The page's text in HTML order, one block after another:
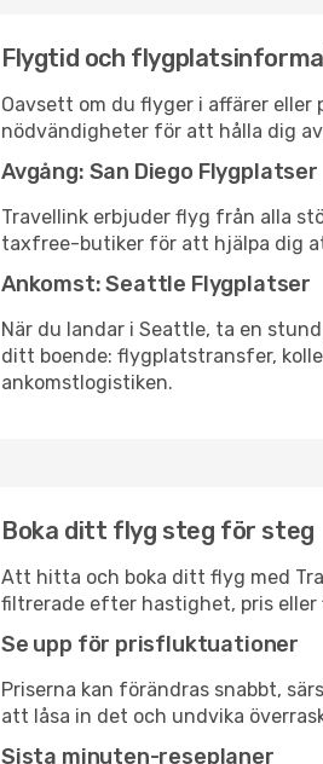
Flygtid och
Oavsett om du flyger i affärer eller
nödvändigheter för att hålla dig
Avgång: San Diego Flygplatser
Travellink erbjuder flyg från alla
taxfree-butiker för att hjälpa dig
Ankomst: Seattle Flygplatser
När du landar i Seattle, ta en
ditt boende: flygplatstransfer,
ankomstlogistiken.
Boka ditt flyg steg för steg
Att hitta och boka ditt flyg med
filtrerade efter hastighet, pris eller
Se upp för prisfluktuationer
Priserna kan förändras snabbt,
att låsa in det och undvika
Sista minuten-reseplaner